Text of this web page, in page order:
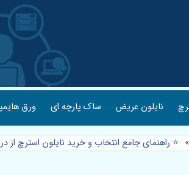
نایلون عریض ساک پارچه ای ورق
» ⭐️ راهنمای جامع انتخاب و خرید نایلون استرچ از